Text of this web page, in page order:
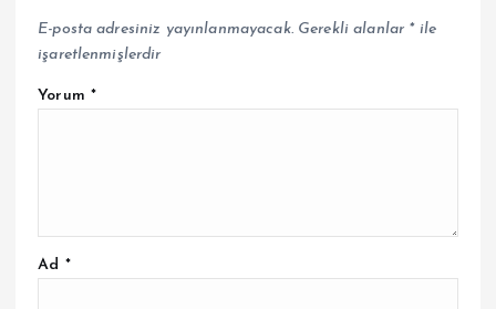
E-posta adresiniz yayınlanmayacak. Gerekli alanlar *ile
işaretlenmişlerdir
Yorum *
Ad *